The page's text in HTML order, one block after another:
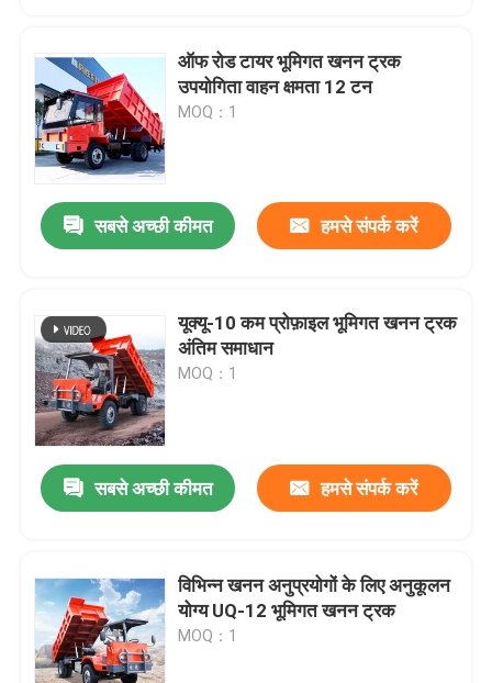
उत्पाद
ऑफ रोड टायर भूमिगत खनन ट्रक
उपयोगिता वाहन क्षमता 12 टन
MOQ：1
सबसे अच्छी कीमत हमसे संपर्क करें
यूक्यू-10 कम प्रोफ़ाइल भूमिगत खनन ट्रक
अंतिम समाधान
MOQ：1
सबसे अच्छी कीमत हमसे संपर्क करें
विभिन्न खनन अनुप्रयोगों के लिए अनुकूलन
योग्य UQ-12 भूमिगत खनन ट्रक
MOQ：1